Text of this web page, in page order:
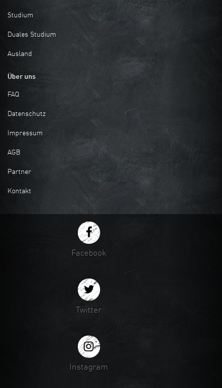
Studium
Duales Studium
Ausland
Über uns
FAQ
Datenschutz
Impressum
AGB
Partner
Kontakt
Facebook
Twitter
Instagram